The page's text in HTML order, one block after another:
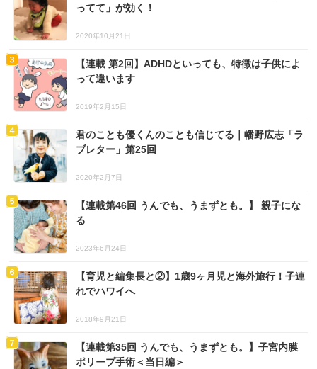
ってて」が効く！
2020年10月21日
【連載 第2回】ADHDといっても、特徴は子供によ
って違います
2019年2月15日
君のことも優くんのことも信じてる｜幡野広志「ラ
ブレター」第25回
2020年2月7日
【連載第46回 うんでも、うまずとも。】 親子にな
る
2023年6月24日
【育児と編集長と②】1歳9ヶ月児と海外旅行！子連
れでハワイへ
2018年9月21日
【連載第35回 うんでも、うまずとも。】子宮内膜
ポリープ手術＜当日編＞